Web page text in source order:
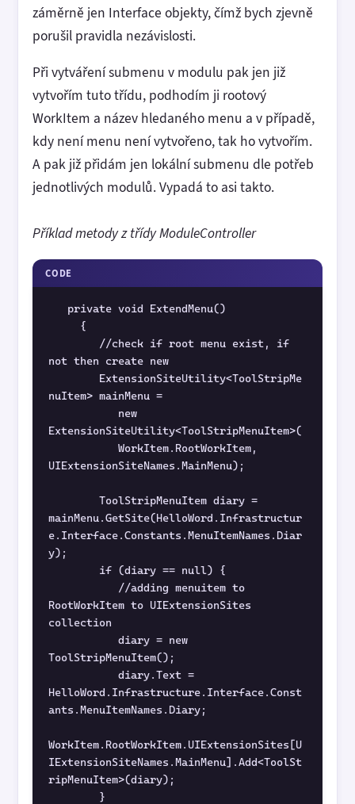
záměrně jen Interface objekty, čímž bych zjevně
porušil pravidla nezávislosti.
Při vytváření submenu v modulu pak jen již
vytvořím tuto třídu, podhodím ji rootový
WorkItem a název hledaného menu a v případě,
kdy není menu není vytvořeno, tak ho vytvořím.
A pak již přidám jen lokální submenu dle potřeb
jednotlivých modulů. Vypadá to asi takto.
Příklad metody z třídy ModuleController
CODE
private void ExtendMenu()
{
//check if root menu exist, if
not then create new
ExtensionSiteUtility<ToolStripMe
nuItem> mainMenu =
new
ExtensionSiteUtility<ToolStripMenuItem>(
WorkItem.RootWorkItem,
UIExtensionSiteNames.MainMenu);
ToolStripMenuItem diary =
mainMenu.GetSite(HelloWord.Infrastructur
e.Interface.Constants.MenuItemNames.Diar
y);
if (diary == null) {
//adding menuitem to
RootWorkItem to UIExtensionSites
collection
diary = new
ToolStripMenuItem();
diary.Text =
HelloWord.Infrastructure.Interface.Const
ants.MenuItemNames.Diary;
WorkItem.RootWorkItem.UIExtensionSites[U
IExtensionSiteNames.MainMenu].Add<ToolSt
ripMenuItem>(diary);
}